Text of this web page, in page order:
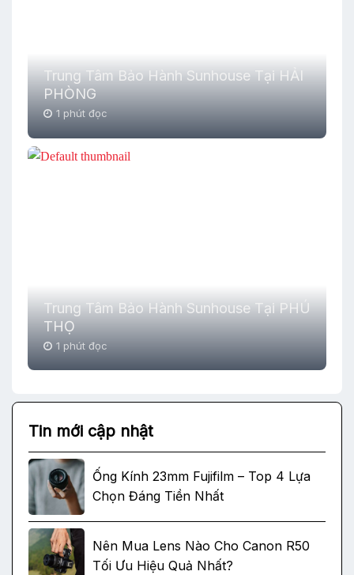
Trung Tâm Bảo Hành Sunhouse Tại HẢI
PHÒNG
1 phút đọc
Trung Tâm Bảo Hành Sunhouse Tại PHÚ
THỌ
1 phút đọc
Tin mới cập nhật
Ống Kính 23mm Fujifilm – Top 4 Lựa
Chọn Đáng Tiền Nhất
Nên Mua Lens Nào Cho Canon R50
Tối Ưu Hiệu Quả Nhất?